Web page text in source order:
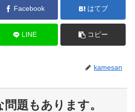
Facebook はてブ
LINE コピー
kamesan
題もあります。